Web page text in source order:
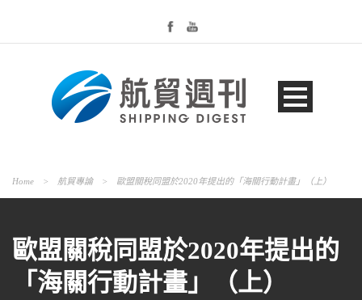
Home > 航貿專論 > 歐盟關稅同盟於2020年提出的「海關行動計畫」（上）
歐盟關稅同盟於2020年提出的
「海關行動計畫」（上）